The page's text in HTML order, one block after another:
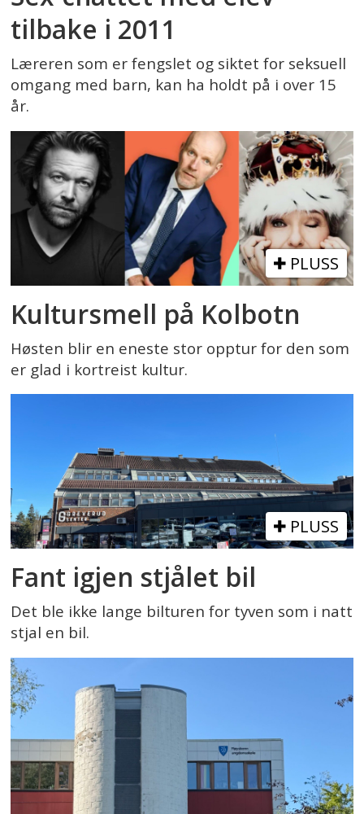
tilbake i 2011
Læreren som er fengslet og siktet for seksuell
omgang med barn, kan ha holdt på i over 15
år.
PLUSS
Kultursmell på Kolbotn
Høsten blir en eneste stor opptur for den som
er glad i kortreist kultur.
PLUSS
Fant igjen stjålet bil
Det ble ikke lange bilturen for tyven som i natt
stjal en bil.